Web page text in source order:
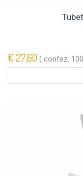
€ 27,60 ( confez.